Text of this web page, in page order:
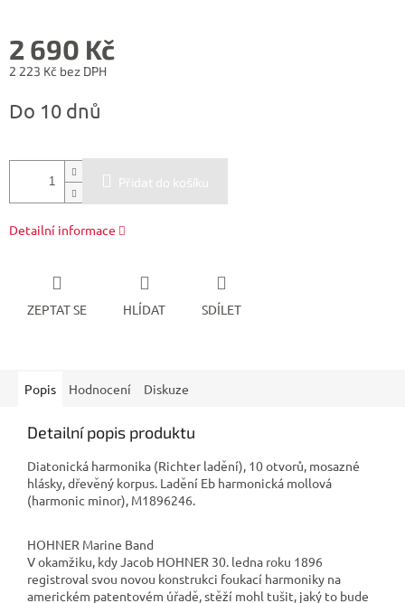
2 690 Kč
2 223 Kč bez DPH
cena:
Do 10 dnů
Přidat do košíku
Detailní informace
ZEPTAT SE HLÍDAT SDÍLET
Popis Hodnocení Diskuze
Detailní popis produktu
Diatonická harmonika (Richter ladění), 10 otvorů, mosazné
hlásky, dřevěný korpus. Ladění Eb harmonická mollová
(harmonic minor), M1896246.
HOHNER Marine Band
V okamžiku, kdy Jacob HOHNER 30. ledna roku 1896
registroval svou novou konstrukci foukací harmoniky na
americkém patentovém úřadě, stěží mohl tušit, jaký to bude